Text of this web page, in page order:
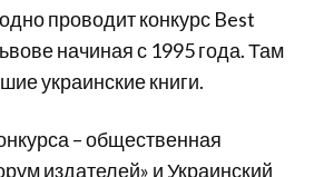
проводит конкурс Best
начиная с 1995 года. Там
украинские книги.
– общественная
издателей» и Украинский